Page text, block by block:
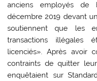
anciens employés
décembre 2019 devant
soutiennent que les
transactions illégales
licenciés». Après avoir
contraints de quitter
enquêtaient sur